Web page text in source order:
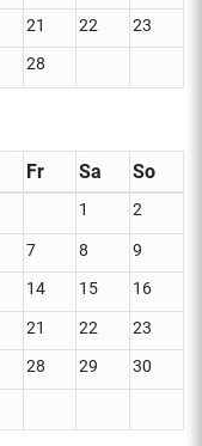
21 22
23
28
Fr Sa So
1 2
7 8
9
14 15 16
21 22
23
28 29 30